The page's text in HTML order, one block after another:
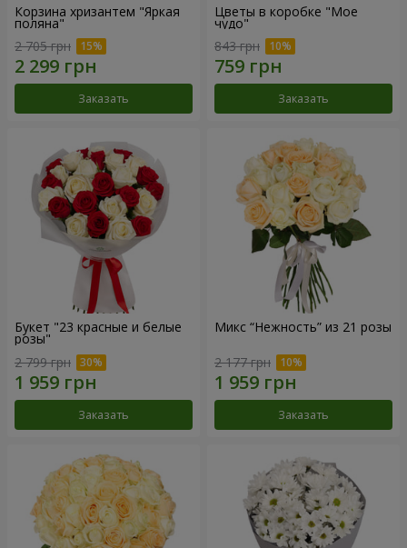
Корзина хризантем "Яркая
поляна"
2 705 грн
Заказать
Цветы в коробке "Мое
чудо"
843 грн
Заказать
Букет "23 красные и белые
розы"
2 799 грн
Заказать
Микс “Нежность” из 21 розы
2 177 грн
Заказать